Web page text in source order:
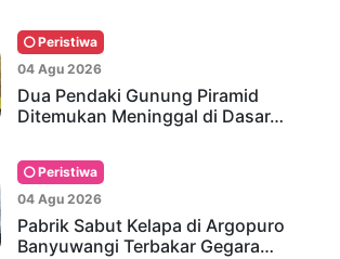
Peristiwa
04 Agu 2026
Dua Pendaki Gunung Piramid
Ditemukan Meninggal di Dasar…
Peristiwa
04 Agu 2026
Pabrik Sabut Kelapa di Argopuro
Banyuwangi Terbakar Gegara…